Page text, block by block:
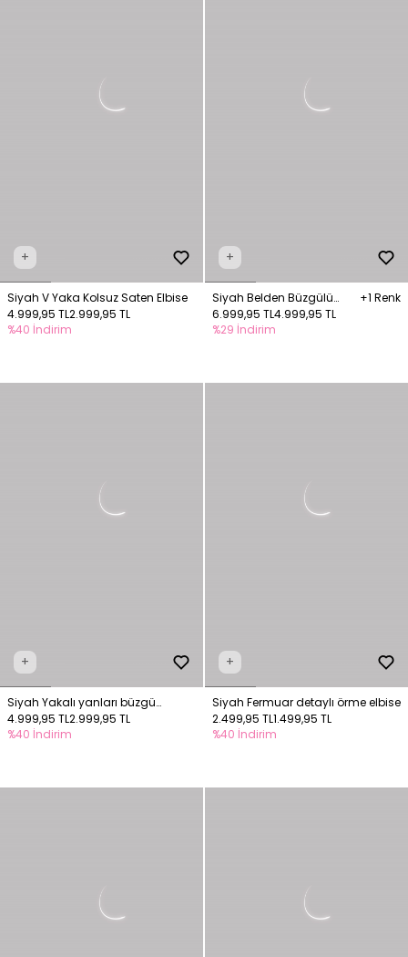
+
Siyah V Yaka Kolsuz Saten Elbise
4.999,95 TL2.999,95 TL
%40 İndirim
+
Siyah Belden Büzgülü
Yelekli İpli Elbise
+1 Renk
6.999,95 TL4.999,95 TL
%29 İndirim
+
Siyah Yakalı yanları büzgü
detaylı elbise
4.999,95 TL2.999,95 TL
%40 İndirim
+
Siyah Fermuar detaylı örme elbise
2.499,95 TL1.499,95 TL
%40 İndirim